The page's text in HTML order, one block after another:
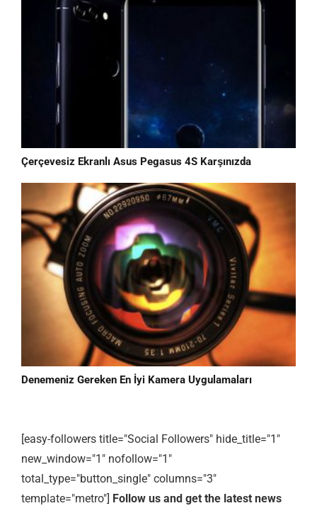
Çerçevesiz Ekranlı Asus Pegasus 4S Karşınızda
Denemeniz Gereken En İyi Kamera Uygulamaları
[easy-followers title="Social Followers" hide_title="1"
new_window="1" nofollow="1"
total_type="button_single" columns="3"
template="metro"] Follow us and get the latest news